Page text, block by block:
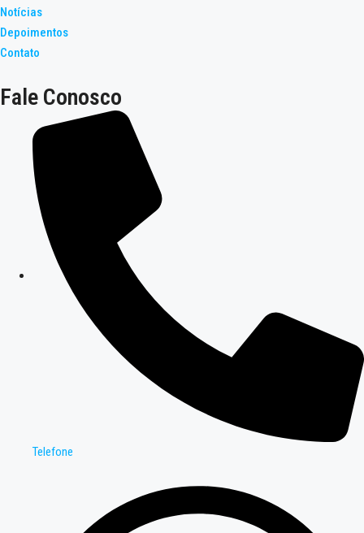
Notícias
Depoimentos
Contato
Fale Conosco
Telefone